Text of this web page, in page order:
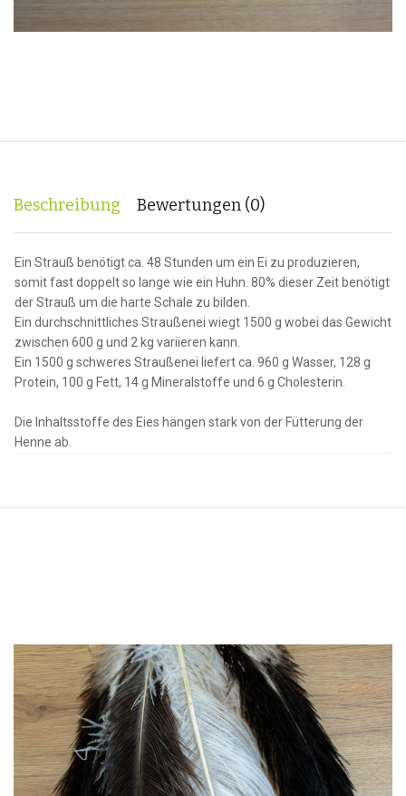
Beschreibung Bewertungen (0)
Ein Strauß benötigt ca. 48 Stunden um ein Ei zu produzieren,
somit fast doppelt so lange wie ein Huhn. 80% dieser Zeit benötigt
der Strauß um die harte Schale zu bilden.
Ein durchschnittliches Straußenei wiegt 1500 g wobei das Gewicht
zwischen 600 g und 2 kg variieren kann.
Ein 1500 g schweres Straußenei liefert ca. 960 g Wasser, 128 g
Protein, 100 g Fett, 14 g Mineralstoffe und 6 g Cholesterin.
Die Inhaltsstoffe des Eies hängen stark von der Fütterung der
Henne ab.